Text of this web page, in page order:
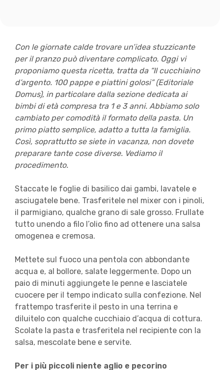
Con le giornate calde trovare un’idea stuzzicante
per il pranzo può diventare complicato. Oggi vi
proponiamo questa ricetta, tratta da “Il cucchiaino
d’argento. 100 pappe e piattini golosi” (Editoriale
Domus), in particolare dalla sezione dedicata ai
bimbi di età compresa tra 1 e 3 anni. Abbiamo solo
cambiato per comodità il formato della pasta. Un
primo piatto semplice, adatto a tutta la famiglia.
Così, soprattutto se siete in vacanza, non dovete
preparare tante cose diverse. Vediamo il
procedimento.
Staccate le foglie di basilico dai gambi, lavatele e
asciugatele bene. Trasferitele nel mixer con i pinoli,
il parmigiano, qualche grano di sale grosso. Frullate
tutto unendo a filo l’olio fino ad ottenere una salsa
omogenea e cremosa.
Mettete sul fuoco una pentola con abbondante
acqua e, al bollore, salate leggermente. Dopo un
paio di minuti aggiungete le penne e lasciatele
cuocere per il tempo indicato sulla confezione. Nel
frattempo trasferite il pesto in una terrina e
diluitelo con qualche cucchiaio d’acqua di cottura.
Scolate la pasta e trasferitela nel recipiente con la
salsa, mescolate bene e servite.
Per i più piccoli niente aglio e pecorino